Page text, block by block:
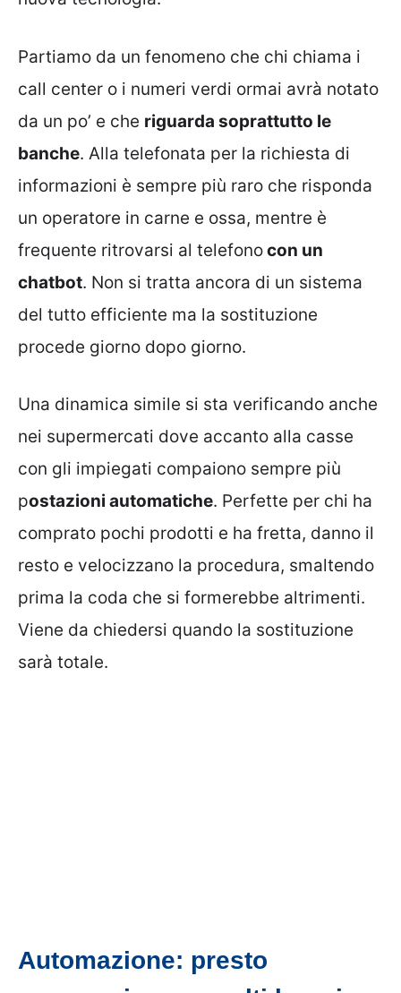
Partiamo da un fenomeno che chi chiama i
call center o i numeri verdi ormai avrà notato
da un po’ e che riguarda soprattutto le
banche. Alla telefonata per la richiesta di
informazioni è sempre più raro che risponda
un operatore in carne e ossa, mentre è
frequente ritrovarsi al telefonocon un
chatbot. Non si tratta ancora di un sistema
del tutto efficiente ma la sostituzione
procede giorno dopo giorno.
Una dinamica simile si sta verificando anche
nei supermercati dove accanto alla casse
con gli impiegati compaiono sempre più
postazioni automatiche. Perfette per chi ha
comprato pochi prodotti e ha fretta, danno il
resto e velocizzano la procedura, smaltendo
prima la coda che si formerebbe altrimenti.
Viene da chiedersi quando la sostituzione
sarà totale.
Automazione: presto